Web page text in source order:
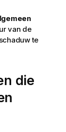
van de
te
die